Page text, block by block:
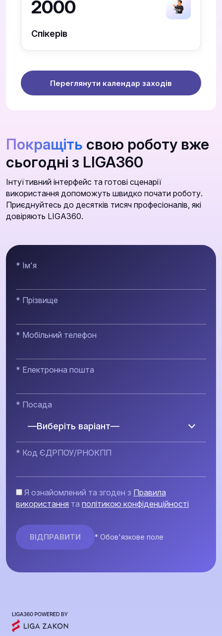
2000
Спікерів
Переглянути календар заходів
Покращіть свою роботу вже
сьогодні з LIGA360
Інтуїтивний інтерфейс та готові сценарії
використання допоможуть швидко почати роботу.
Приєднуйтесь до десятків тисяч професіоналів, які
довіряють LIGA360.
* Ім'я
* Прізвище
* Мобільний телефон
* Електронна пошта
* Посада
—Виберіть варіант—
* Код ЄДРПОУ/РНОКПП
Я ознайомлений та згоден з Правила
використання та політикою конфіденційності
* Обов'язкове поле